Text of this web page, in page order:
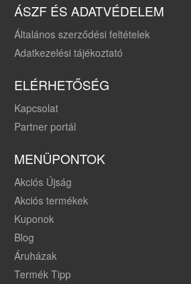
ÁSZF ÉS ADATVÉDELEM
Általános szerződési feltételek
Adatkezelési tájékoztató
ELÉRHETŐSÉG
Kapcsolat
Partner portál
MENÜPONTOK
Akciós Újság
Akciós termékek
Kuponok
Blog
Áruházak
Termék Tipp